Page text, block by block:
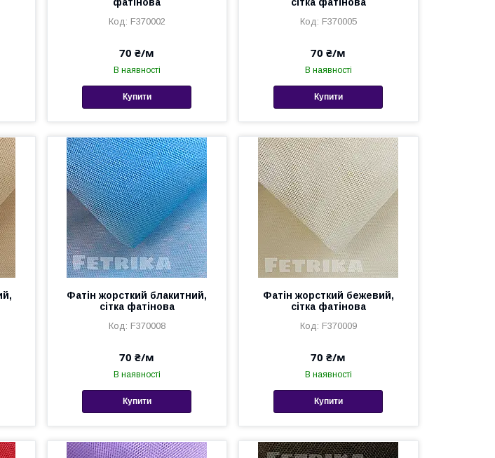
F370002
70 ₴/м
В наявності
Купити
F370005
70 ₴/м
В наявності
Купити
Фатін жорсткий блакитний,
сітка фатінова
F370008
70 ₴/м
В наявності
Купити
Фатін жорсткий бежевий,
сітка фатінова
F370009
70 ₴/м
В наявності
Купити